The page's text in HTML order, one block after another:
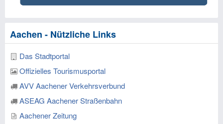
Aachen - Nützliche Links
Das Stadtportal
Offizielles Tourismusportal
AVV Aachener Verkehrsverbund
ASEAG Aachener Straßenbahn
Aachener Zeitung